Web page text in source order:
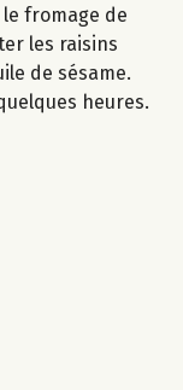
fromage de
les raisins
de sésame.
heures.